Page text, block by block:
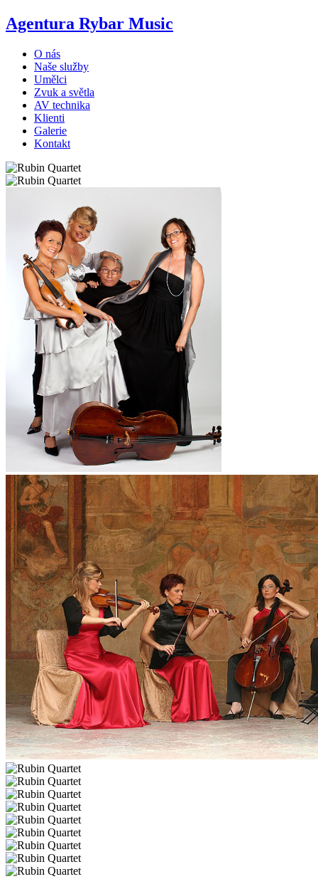
Agentura Rybar Music
O nás
Naše služby
Umělci
Zvuk a světla
AV technika
Klienti
Galerie
Kontakt